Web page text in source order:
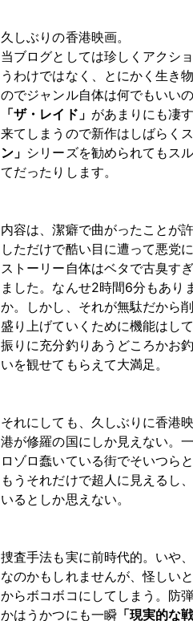
久しぶりの香港映画。
当ブログとしては珍しくアクシ
うわけではなく、とにかく生き
のでジャンル自体は何でもいい
「ザ・レイド」 があまりにも凄
来てしまうので新作はしばらく
ン」 シリーズを勧められてもス
てだったりします。
内容は、潔癖で曲がったことが
しただけで酷い目に遭って悪党
ストーリー自体はベタで古臭す
ました。なんせ2時間6分もあり
か。しかし、それが無駄だから
盛り上げていくために機能はし
振りに充分釣りあうどころかお
いを観せてもらえて大満足。
それにしても、久しぶりに香港
港が修羅の国にしか見えない。
ロゾロ蠢いている街でそいつら
もうそれだけで超人に見えるし
いるとしか思えない。
捜査手法も実に前時代的。いや
なのかもしれませんが、怪しい
からボコボコにしてしまう。防
かはうかつにも一瞬「現実的な